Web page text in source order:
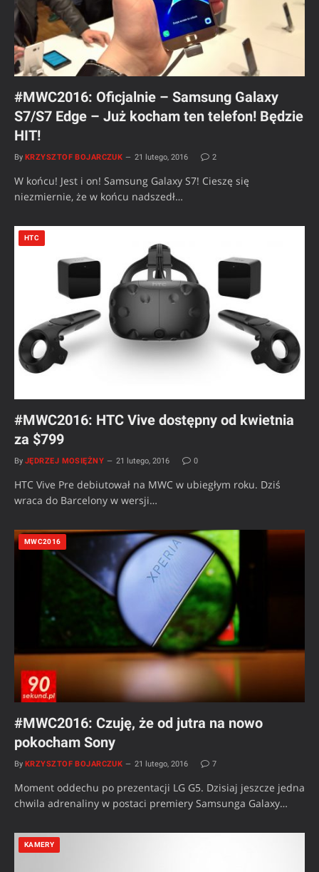
#MWC2016: Oficjalnie – Samsung Galaxy
S7/S7 Edge – Już kocham ten telefon! Będzie
HIT!
By KRZYSZTOF BOJARCZUK 21 lutego, 2016 2
W końcu! Jest i on! Samsung Galaxy S7! Cieszę się
niezmiernie, że w końcu nadszedł…
HTC
#MWC2016: HTC Vive dostępny od kwietnia
za $799
By JĘDRZEJ MOSIĘŻNY 21 lutego, 2016 0
HTC Vive Pre debiutował na MWC w ubiegłym roku. Dziś
wraca do Barcelony w wersji…
MWC2016
#MWC2016: Czuję, że od jutra na nowo
pokocham Sony
By KRZYSZTOF BOJARCZUK 21 lutego, 2016 7
Moment oddechu po prezentacji LG G5. Dzisiaj jeszcze jedna
chwila adrenaliny w postaci premiery Samsunga Galaxy…
KAMERY